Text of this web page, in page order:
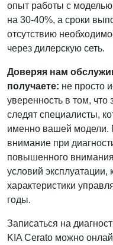
опыт работы с
на 30-40%, а сроки
отсутствию
через дилерскую сеть.
Доверяя нам
получаете: не просто
уверенность в том, что
следят специалисты,
именно вашей модели.
внимание при
повышенного
условий эксплуатации,
характеристики
годы.
Записаться на
KIA Cerato можно